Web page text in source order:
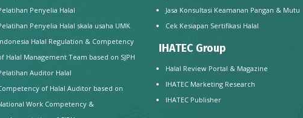
Penyelia Halal
Penyelia Halal skala usaha UMK
Halal Regulation & Competency
Halal Management Team based on SJPH
Auditor Halal
of Halal Auditor based on
Work Competency &
Jasa Konsultasi Keamanan Pangan & Mutu
Cek Kesiapan Sertifikasi Halal
IHATEC Group
Halal Review Portal & Magazine
IHATEC Marketing Research
IHATEC Publisher